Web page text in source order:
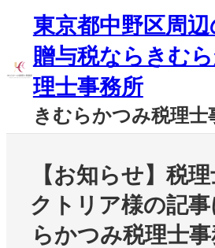
キ
東京都中野区周辺
贈与税ならきむ
理士事務所
きむらかつみ税理士
【お知らせ】税
クトリア様の記
らかつみ税理士